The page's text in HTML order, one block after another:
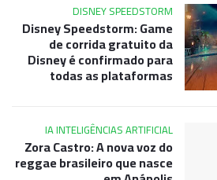
DISNEY SPEEDSTORM
Disney Speedstorm: Game
de corrida gratuito da
Disney é confirmado para
todas as plataformas
IA INTELIGÊNCIAS ARTIFICIAL
Zora Castro: A nova voz do
reggae brasileiro que nasce